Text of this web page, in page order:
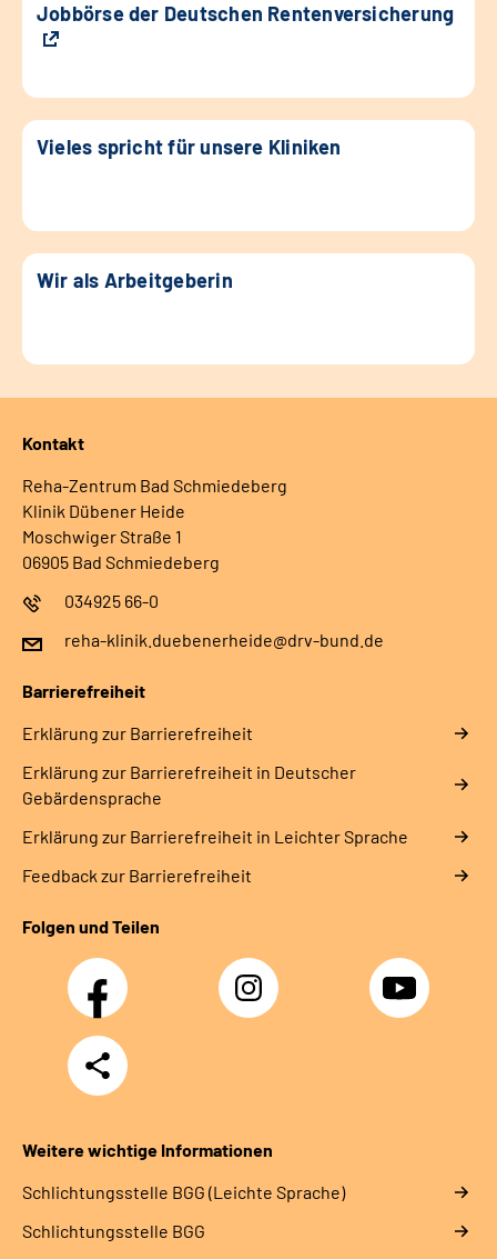
Jobbörse der Deutschen Rentenversicherung
Vieles spricht für unsere Kliniken
Wir als Arbeitgeberin
Kontakt
Reha-Zentrum Bad Schmiedeberg
Klinik Dübener Heide
Moschwiger Straße 1
06905 Bad Schmiedeberg
034925 66-0
reha-klinik.duebenerheide@drv-bund.de
Barrierefreiheit
Erklärung zur Barrierefreiheit
Erklärung zur Barrierefreiheit in Deutscher
Gebärdensprache
Erklärung zur Barrierefreiheit in Leichter Sprache
Feedback zur Barrierefreiheit
Folgen und Teilen
Facebook Instagram YouTube
Teilen
Weitere wichtige Informationen
Schlich­tungs­stel­le BGG (Leichte Sprache)
Schlich­tungs­stel­le BGG